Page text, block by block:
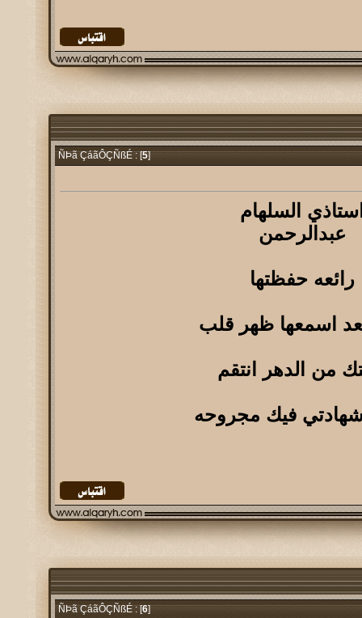
ÑÞã ÇáãÔÇÑßÉ : [
5]
السلهام
عبدالرحمن
رائعه حفظتها
اسمعها ظهر قلب
من الدهر انتقم
فيك مجروحه
ÑÞã ÇáãÔÇÑßÉ : [
6]